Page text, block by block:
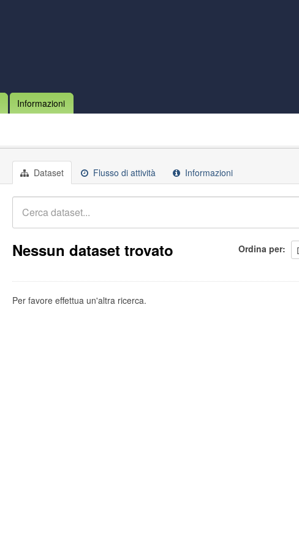
Informazioni
Dataset Flusso di attività Informazioni
Ordina per
Nessun dataset trovato
Per favore effettua un'altra ricerca.